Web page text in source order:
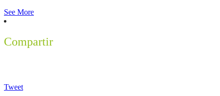
See More
Compartir
Tweet